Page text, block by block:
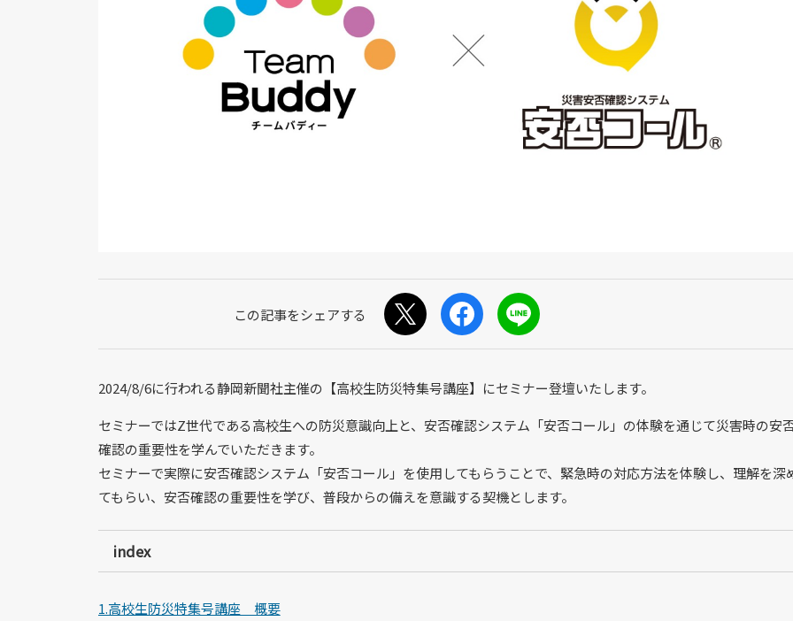
2024/8/6に行われる静岡新聞社主催の【高校生防災特集号講座】にセミナー登壇いたします。
セミナーではZ世代である高校生への防災意識向上と、安否確認システム「安否コール」の体験を通じて災害時の安
確認の重要性を学んでいただきます。
セミナーで実際に安否確認システム「安否コール」を使用してもらうことで、緊急時の対応方法を体験し、理解を深
てもらい、安否確認の重要性を学び、普段からの備えを意識する契機とします。
index
1.高校生防災特集号講座 概要